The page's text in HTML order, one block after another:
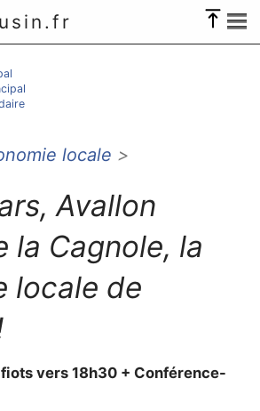
locale >
Avallon
la Cagnole, la
locale de
vers 18h30 + Conférence-